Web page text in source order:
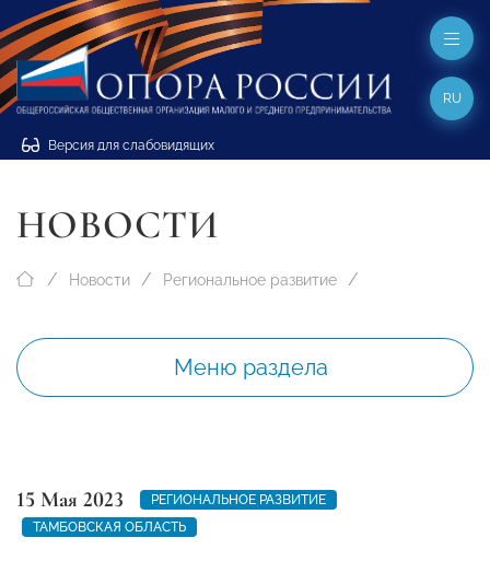
Версия для слабовидящих
RU
НОВОСТИ
Новости Региональное развитие
Меню раздела
15 Мая 2023
РЕГИОНАЛЬНОЕ РАЗВИТИЕ
ТАМБОВСКАЯ ОБЛАСТЬ